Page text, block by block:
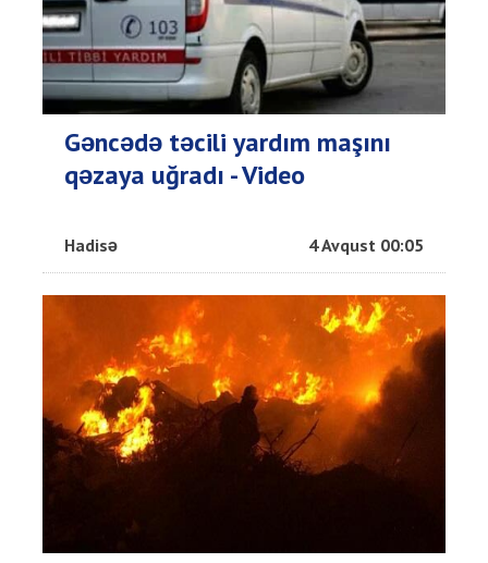
Gəncədə təcili yardım maşını
qəzaya uğradı - Video
Hadisə 4 Avqust 00:05